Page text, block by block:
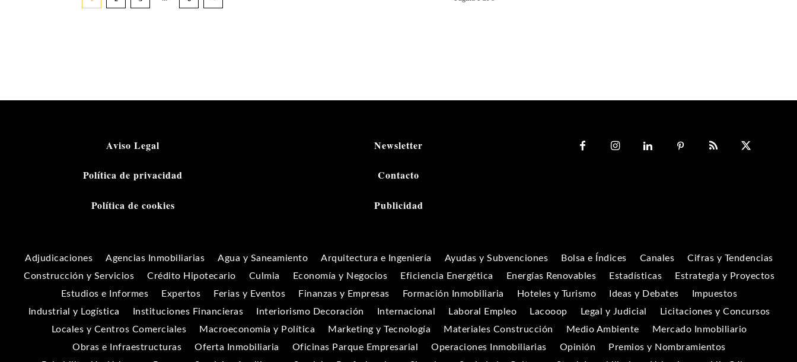
Aviso Legal
Política de privacidad
Política de cookies
Newsletter
Contacto
Publicidad
Adjudicaciones Agencias Inmobiliarias Agua y Saneamiento Arquitectura e Ingeniería Ayudas y Subvenciones Bolsa e Índices Canales
Cifras y Tendencias
Construcción y Servicios
Crédito Hipotecario Culmia Economía y Negocios Eficiencia Energética Energías Renovables Estadísticas
Estrategia y Proyectos
Estudios e Informes
Expertos Ferias y Eventos Finanzas y Empresas Formación Inmobiliaria Hoteles y Turismo Ideas y Debates
Impuestos
Industrial y Logística
Instituciones Financieras Interiorismo Decoración Internacional Laboral Empleo Lacooop Legal y Judicial
Licitaciones y Concursos
Locales y Centros Comerciales
Macroeconomía y Política Marketing y Tecnología Materiales Construcción Medio Ambiente
Mercado Inmobiliario
Obras e Infraestructuras
Oferta Inmobiliaria Oficinas Parque Empresarial Operaciones Inmobiliarias Opinión
Premios y Nombramientos